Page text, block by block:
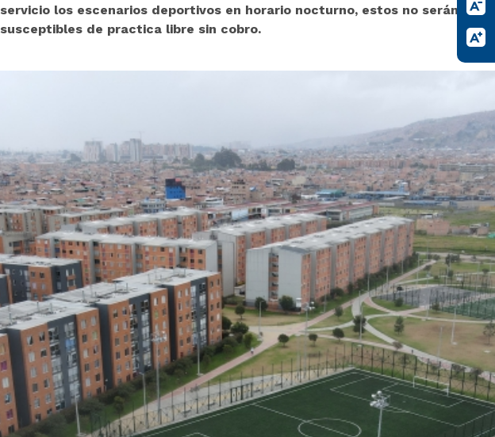
servicio los escenarios deportivos en horario nocturno, estos no serán
susceptibles de practica libre sin cobro.